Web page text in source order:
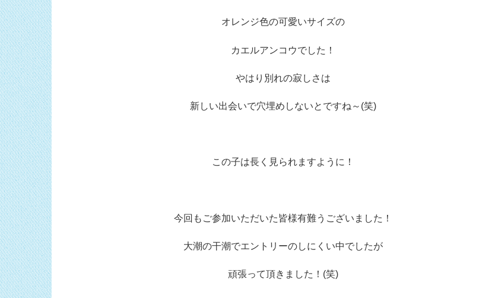
オレンジ色の可愛いサイズの
カエルアンコウでした！
やはり別れの寂しさは
新しい出会いで穴埋めしないとですね～(笑)
この子は長く見られますように！
今回もご参加いただいた皆様有難うございました！
大潮の干潮でエントリーのしにくい中でしたが
頑張って頂きました！(笑)